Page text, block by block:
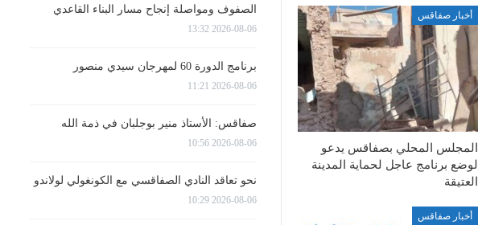
أخبار صفاقس
المجلس المحلي بصفاقس يدعو
لوضع برنامج عاجل لحماية المدينة
العتيقة
أخبار صفاقس
الصفوف ومواصلة إنجاح مسار البناء القاعدي
2026-08-06 13:32
برنامج الدورة 60 لمهرجان سيدي منصور
2026-08-06 11:21
صفاقس: الأستاذ منير بوجلبان في ذمة الله
2026-08-06 10:56
نحو تعاقد النادي الصفاقسي مع الكونغولي لولاندو
2026-08-06 10:29